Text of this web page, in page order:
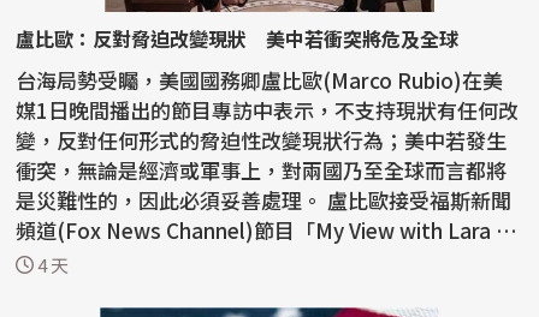
盧比歐：反對脅迫改變現狀 美中若衝突將危及全球
台海局勢受矚，美國國務卿盧比歐(Marco Rubio)在美
媒1日晚間播出的節目專訪中表示，不支持現狀有任何改
變，反對任何形式的脅迫性改變現狀行為；美中若發生
衝突，無論是經濟或軍事上，對兩國乃至全球而言都將
是災難性的，因此必須妥善處理。 盧比歐接受福斯新聞
頻道(Fox News Channel)節目「My View with Lara Tr
ump」...
4 天